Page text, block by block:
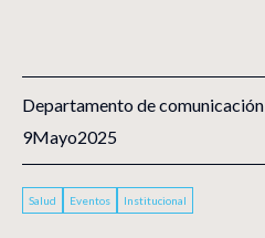
Departamento de comunicación
9Mayo2025
Salud Eventos Institucional